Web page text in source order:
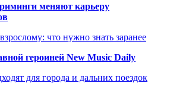
меняют карьеру
что нужно знать заранее
героиней New Music Daily
для города и дальних поездок